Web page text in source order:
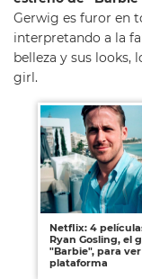
Gerwig es furor en
interpretando a la
belleza y sus looks,
girl.
Netflix: 4
Ryan Gosling, el
"Barbie", para
plataforma